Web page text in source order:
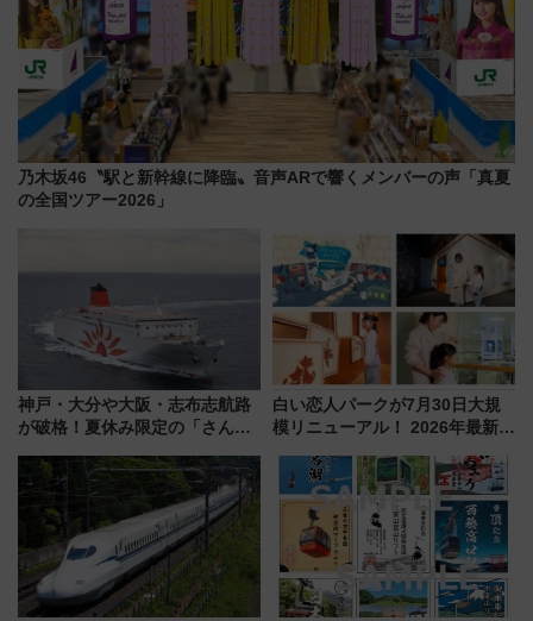
乃木坂46〝駅と新幹線に降臨〟音声ARで響くメンバーの声「真夏
の全国ツアー2026」
神戸・大分や大阪・志布志航路
が破格！夏休み限定の「さんふ
ート 夕朝食ビュッフェ付きで
快適な船旅はいかが？
白い恋人パークが7月30日大規
模リニューアル！ 2026年最新の
と料金・アクセスを徹底解説
（札幌市）